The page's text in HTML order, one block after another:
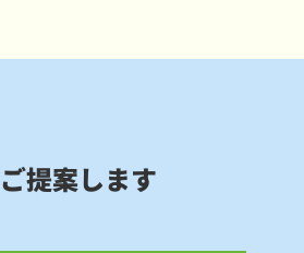
提案します